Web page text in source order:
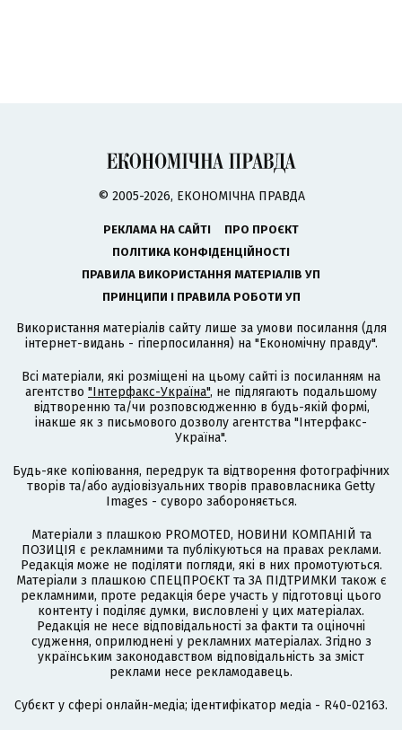
© 2005-2026, ЕКОНОМІЧНА ПРАВДА
РЕКЛАМА НА САЙТІ
ПРО ПРОЄКТ
ПОЛІТИКА КОНФІДЕНЦІЙНОСТІ
ПРАВИЛА ВИКОРИСТАННЯ МАТЕРІАЛІВ УП
ПРИНЦИПИ І ПРАВИЛА РОБОТИ УП
Використання матеріалів сайту лише за умови посилання (для
інтернет-видань - гіперпосилання) на "Економічну правду".
Всі матеріали, які розміщені на цьому сайті із посиланням на
агентство "Інтерфакс-Україна", не підлягають подальшому
відтворенню та/чи розповсюдженню в будь-якій формі,
інакше як з письмового дозволу агентства "Інтерфакс-
Україна".
Будь-яке копіювання, передрук та відтворення фотографічних
творів та/або аудіовізуальних творів правовласника Getty
Images - суворо забороняється.
Матеріали з плашкою PROMOTED, НОВИНИ КОМПАНІЙ та
ПОЗИЦІЯ є рекламними та публікуються на правах реклами.
Редакція може не поділяти погляди, які в них промотуються.
Матеріали з плашкою СПЕЦПРОЄКТ та ЗА ПІДТРИМКИ також є
рекламними, проте редакція бере участь у підготовці цього
контенту і поділяє думки, висловлені у цих матеріалах.
Редакція не несе відповідальності за факти та оціночні
судження, оприлюднені у рекламних матеріалах. Згідно з
українським законодавством відповідальність за зміст
реклами несе рекламодавець.
Cубєкт у сфері онлайн-медіа; ідентифікатор медіа - R40-02163.